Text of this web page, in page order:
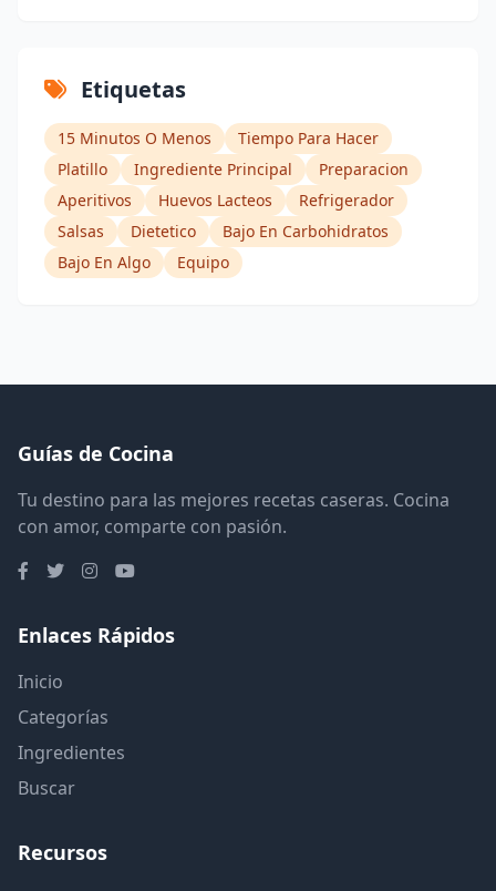
Etiquetas
15 Minutos O Menos
Tiempo Para Hacer
Platillo
Ingrediente Principal
Preparacion
Aperitivos
Huevos Lacteos
Refrigerador
Salsas
Dietetico
Bajo En Carbohidratos
Bajo En Algo
Equipo
Guías de Cocina
Tu destino para las mejores recetas caseras. Cocina
con amor, comparte con pasión.
Enlaces Rápidos
Inicio
Categorías
Ingredientes
Buscar
Recursos